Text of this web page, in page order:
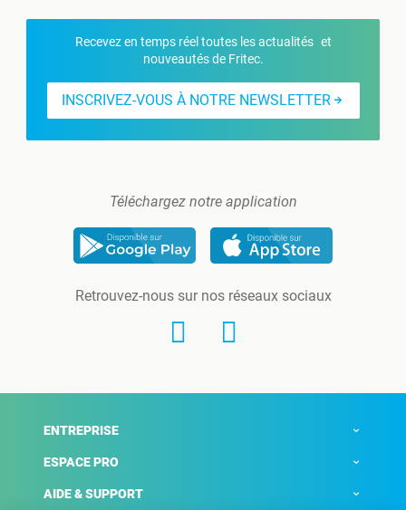
Recevez en temps réel toutes les actualités et
nouveautés de Fritec.
INSCRIVEZ-VOUS À NOTRE NEWSLETTER
Téléchargez notre application
Retrouvez-nous sur nos réseaux sociaux
ENTREPRISE
ESPACE PRO
AIDE & SUPPORT